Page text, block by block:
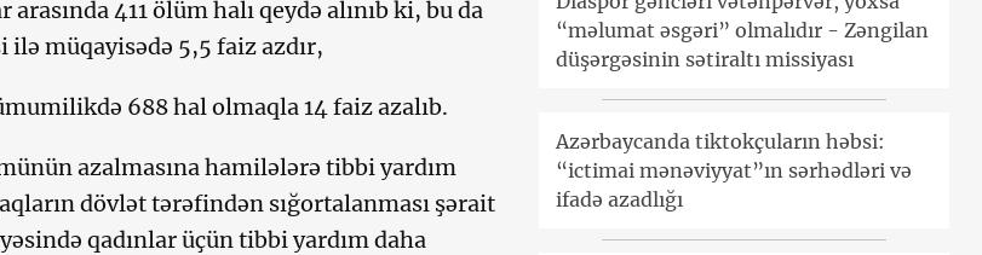
arasında 411 ölüm halı qeydə alınıb ki, bu da
müqayisədə 5,5 faiz azdır,
688 hal olmaqla 14 faiz azalıb.
azalmasına hamilələrə tibbi yardım
dövlət tərəfindən sığortalanması şərait
qadınlar üçün tibbi yardım daha
“məlumat əsgəri” olmalıdır - Zəngilan
düşərgəsinin sətiraltı missiyası
Azərbaycanda tiktokçuların həbsi:
“ictimai mənəviyyat”ın sərhədləri və
ifadə azadlığı